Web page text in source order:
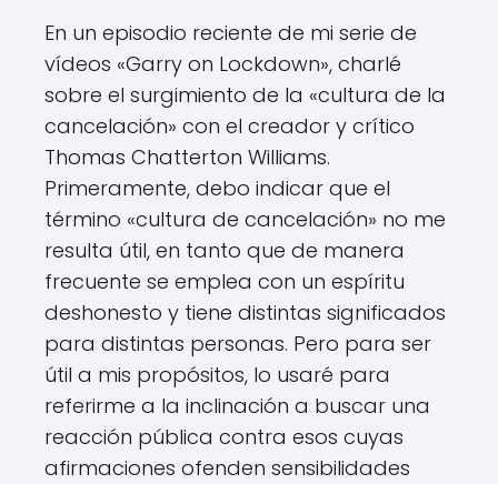
En un episodio reciente de mi serie de
vídeos «Garry on Lockdown», charlé
sobre el surgimiento de la «cultura de la
cancelación» con el creador y crítico
Thomas Chatterton Williams.
Primeramente, debo indicar que el
término «cultura de cancelación» no me
resulta útil, en tanto que de manera
frecuente se emplea con un espíritu
deshonesto y tiene distintas significados
para distintas personas. Pero para ser
útil a mis propósitos, lo usaré para
referirme a la inclinación a buscar una
reacción pública contra esos cuyas
afirmaciones ofenden sensibilidades